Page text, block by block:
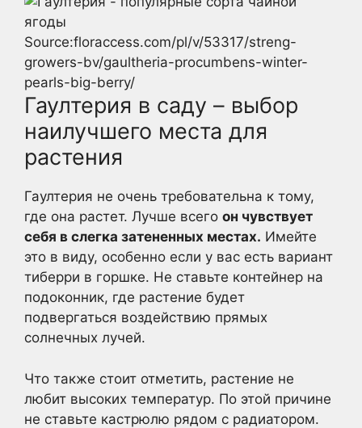
Source:floraccess.com/pl/v/53317/streng-
growers-bv/gaultheria-procumbens-winter-
pearls-big-berry/
Гаултерия в саду – выбор
наилучшего места для
растения
Гаултерия не очень требовательна к тому,
где она растет. Лучше всего он чувствует
себя в слегка затененных местах. Имейте
это в виду, особенно если у вас есть вариант
тиберри в горшке. Не ставьте контейнер на
подоконник, где растение будет
подвергаться воздействию прямых
солнечных лучей.
Что также стоит отметить, растение не
любит высоких температур. По этой причине
не ставьте кастрюлю рядом с радиатором.